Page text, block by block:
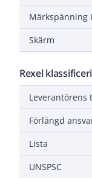
Märkspänning
Skärm
Rexel
Leverantörens
Förlängd
Lista
UNSPSC